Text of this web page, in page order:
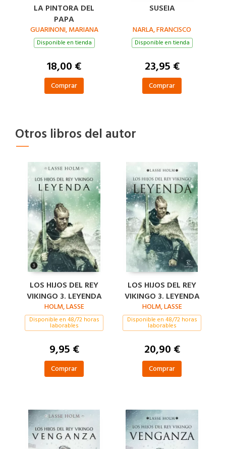
LA PINTORA DEL
PAPA
GUARINONI, MARIANA
Disponible en tienda
18,00 €
Comprar
SUSEIA
NARLA, FRANCISCO
Disponible en tienda
23,95 €
Comprar
Otros libros del autor
LOS HIJOS DEL REY
VIKINGO 3. LEYENDA
HOLM, LASSE
Disponible en 48/72 horas
laborables
9,95 €
Comprar
LOS HIJOS DEL REY
VIKINGO 3. LEYENDA
HOLM, LASSE
Disponible en 48/72 horas
laborables
20,90 €
Comprar